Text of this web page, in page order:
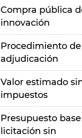
Compra pública
innovación
Procedimiento de
adjudicación
Valor estimado
impuestos
Presupuesto base
licitación sin